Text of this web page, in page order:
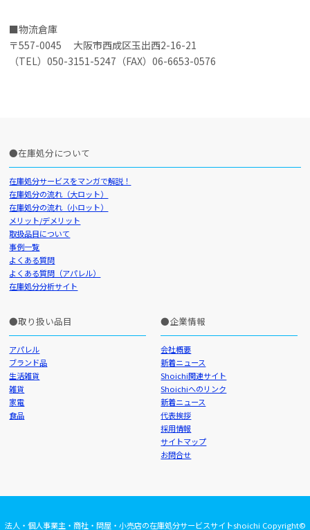
物流倉庫
〒557-0045 大阪市西成区玉出西2-16-21
（TEL）050-3151-5247（FAX）06-6653-0576
在庫処分について
在庫処分サービスをマンガで解説！
在庫処分の流れ（大ロット）
在庫処分の流れ（小ロット）
メリット/デメリット
取扱品目について
事例一覧
よくある質問
よくある質問（アパレル）
在庫処分分析サイト
取り扱い品目
アパレル
ブランド品
生活雑貨
雑貨
家電
食品
企業情報
会社概要
新着ニュース
Shoichi関連サイト
Shoichiへのリンク
新着ニュース
代表挨拶
採用情報
サイトマップ
お問合せ
法人・個人事業主・商社・問屋・小売店の在庫処分サービスサイトshoichi Copyright©